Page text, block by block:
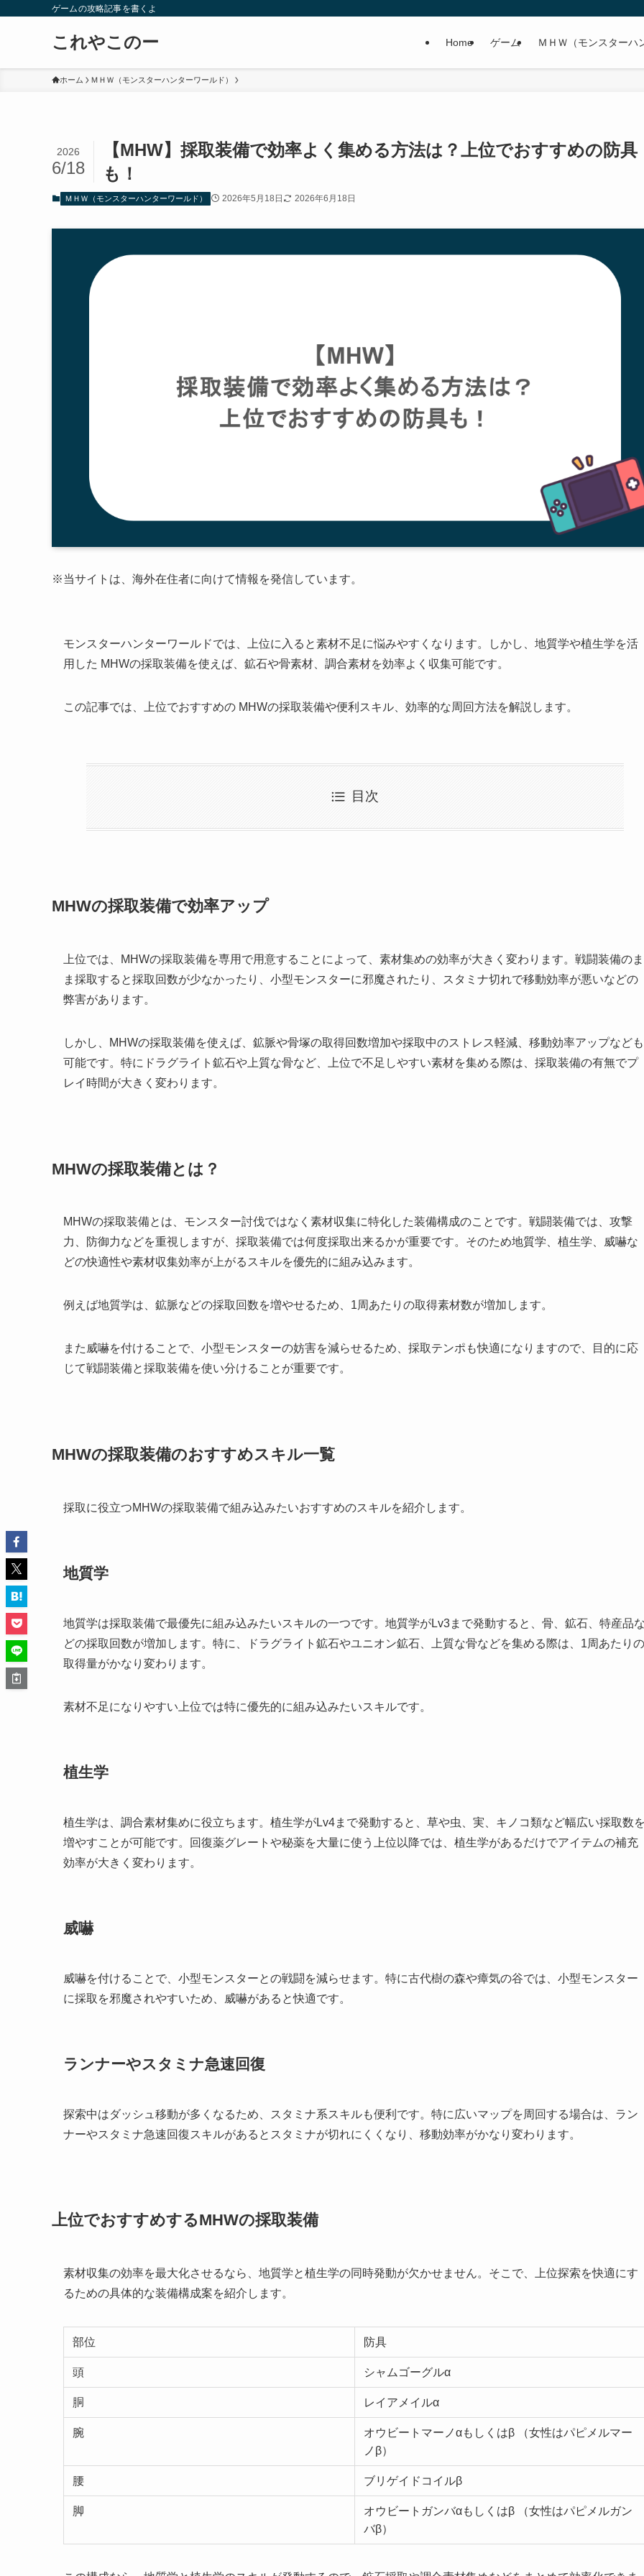
ゲームの攻略記事を書くよ
これやこのー Home ゲーム ＭＨＷ（モンスターハ
ホーム ＭＨＷ（モンスターハンターワールド）
【MHW】採取装備で効率よく集める方法は？上位でおすすめの防具
も！
2026
6/18
ＭＨＷ（モンスターハンターワールド） 2026年5月18日 2026年6月18日
※当サイトは、海外在住者に向けて情報を発信しています。
モンスターハンターワールドでは、上位に入ると素材不足に悩みやすくなります。しかし、地質学や植生学を活
用した MHWの採取装備を使えば、鉱石や骨素材、調合素材を効率よく収集可能です。
この記事では、上位でおすすめの MHWの採取装備や便利スキル、効率的な周回方法を解説します。
目次
MHWの採取装備で効率アップ
上位では、MHWの採取装備を専用で用意することによって、素材集めの効率が大きく変わります。戦闘装備のま
ま採取すると採取回数が少なかったり、小型モンスターに邪魔されたり、スタミナ切れで移動効率が悪いなどの
弊害があります。
しかし、MHWの採取装備を使えば、鉱脈や骨塚の取得回数増加や採取中のストレス軽減、移動効率アップなども
可能です。特にドラグライト鉱石や上質な骨など、上位で不足しやすい素材を集める際は、採取装備の有無でプ
レイ時間が大きく変わります。
MHWの採取装備とは？
MHWの採取装備とは、モンスター討伐ではなく素材収集に特化した装備構成のことです。戦闘装備では、攻撃
力、防御力などを重視しますが、採取装備では何度採取出来るかが重要です。そのため地質学、植生学、威嚇な
どの快適性や素材収集効率が上がるスキルを優先的に組み込みます。
例えば地質学は、鉱脈などの採取回数を増やせるため、1周あたりの取得素材数が増加します。
また威嚇を付けることで、小型モンスターの妨害を減らせるため、採取テンポも快適になりますので、目的に応
じて戦闘装備と採取装備を使い分けることが重要です。
MHWの採取装備のおすすめスキル一覧
採取に役立つMHWの採取装備で組み込みたいおすすめのスキルを紹介します。
地質学
地質学は採取装備で最優先に組み込みたいスキルの一つです。地質学がLv3まで発動すると、骨、鉱石、特産品な
どの採取回数が増加します。特に、ドラグライト鉱石やユニオン鉱石、上質な骨などを集める際は、1周あたりの
取得量がかなり変わります。
素材不足になりやすい上位では特に優先的に組み込みたいスキルです。
植生学
植生学は、調合素材集めに役立ちます。植生学がLv4まで発動すると、草や虫、実、キノコ類など幅広い採取数を
増やすことが可能です。回復薬グレートや秘薬を大量に使う上位以降では、植生学があるだけでアイテムの補充
効率が大きく変わります。
威嚇
威嚇を付けることで、小型モンスターとの戦闘を減らせます。特に古代樹の森や瘴気の谷では、小型モンスター
に採取を邪魔されやすいため、威嚇があると快適です。
ランナーやスタミナ急速回復
探索中はダッシュ移動が多くなるため、スタミナ系スキルも便利です。特に広いマップを周回する場合は、ラン
ナーやスタミナ急速回復スキルがあるとスタミナが切れにくくなり、移動効率がかなり変わります。
上位でおすすめするMHWの採取装備
素材収集の効率を最大化させるなら、地質学と植生学の同時発動が欠かせません。そこで、上位探索を快適にす
るための具体的な装備構成案を紹介します。
部位 防具
頭 シャムゴーグルα
胴 レイアメイルα
腕
オウビートマーノαもしくはβ （女性はパピメルマー
ノβ）
腰 ブリゲイドコイルβ
脚
オウビートガンバαもしくはβ （女性はパピメルガン
バβ）